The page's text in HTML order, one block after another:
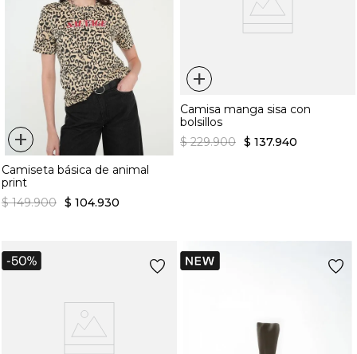
+
Camiseta básica de animal
print
$ 149.900 $ 104.930
+
Camisa manga sisa con
bolsillos
$ 229.900 $ 137.940